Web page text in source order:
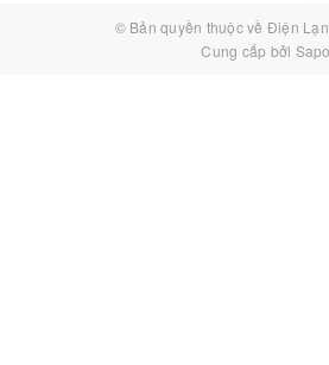
© Bản quyền thuộc về Điện
Cung cấp bởi Sapo